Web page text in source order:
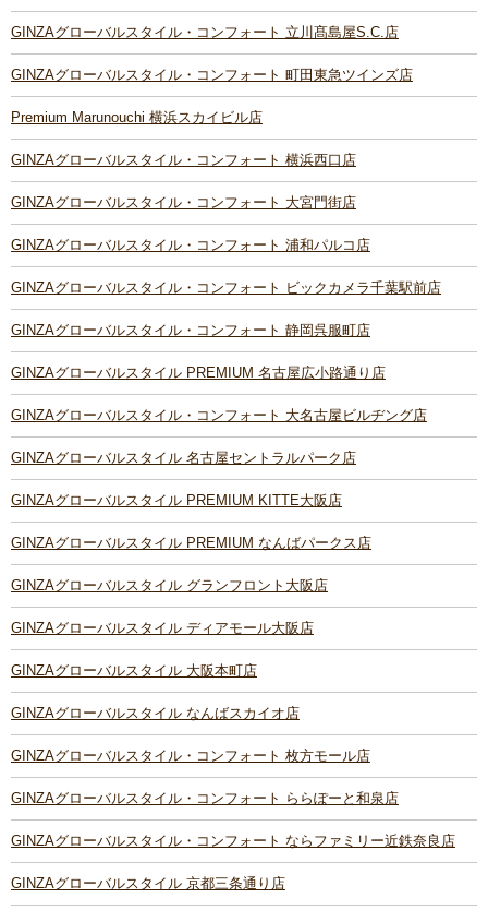
GINZAグローバルスタイル・コンフォート 立川髙島屋S.C.店
GINZAグローバルスタイル・コンフォート 町田東急ツインズ店
Premium Marunouchi 横浜スカイビル店
GINZAグローバルスタイル・コンフォート 横浜西口店
GINZAグローバルスタイル・コンフォート 大宮門街店
GINZAグローバルスタイル・コンフォート 浦和パルコ店
GINZAグローバルスタイル・コンフォート ビックカメラ千葉駅前店
GINZAグローバルスタイル・コンフォート 静岡呉服町店
GINZAグローバルスタイル PREMIUM 名古屋広小路通り店
GINZAグローバルスタイル・コンフォート 大名古屋ビルヂング店
GINZAグローバルスタイル 名古屋セントラルパーク店
GINZAグローバルスタイル PREMIUM KITTE大阪店
GINZAグローバルスタイル PREMIUM なんばパークス店
GINZAグローバルスタイル グランフロント大阪店
GINZAグローバルスタイル ディアモール大阪店
GINZAグローバルスタイル 大阪本町店
GINZAグローバルスタイル なんばスカイオ店
GINZAグローバルスタイル・コンフォート 枚方モール店
GINZAグローバルスタイル・コンフォート ららぽーと和泉店
GINZAグローバルスタイル・コンフォート ならファミリー近鉄奈良店
GINZAグローバルスタイル 京都三条通り店